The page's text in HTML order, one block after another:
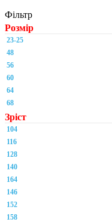
Фільтр
Розмір
23-25
48
56
60
64
68
Зріст
104
116
128
140
164
146
152
158